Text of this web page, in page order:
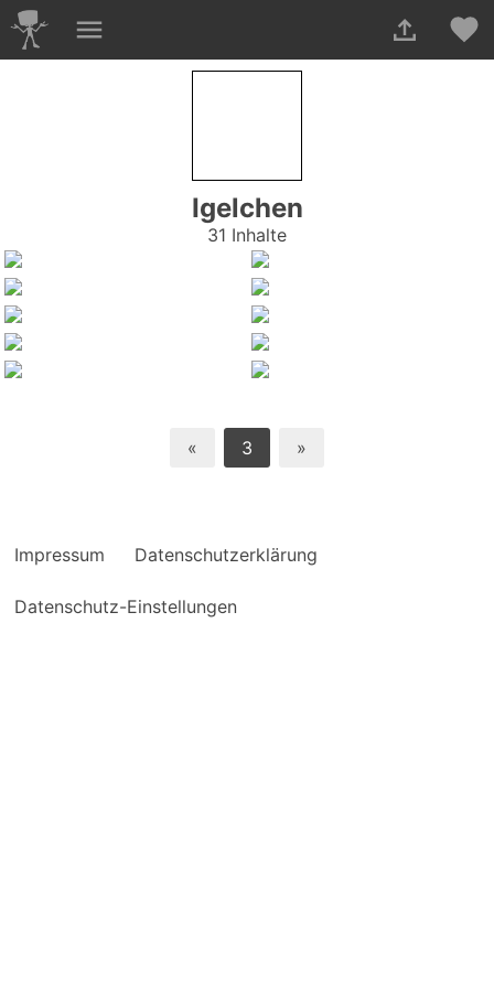
Igelchen
31 Inhalte
« 3 »
Impressum Datenschutzerklärung
Datenschutz-Einstellungen